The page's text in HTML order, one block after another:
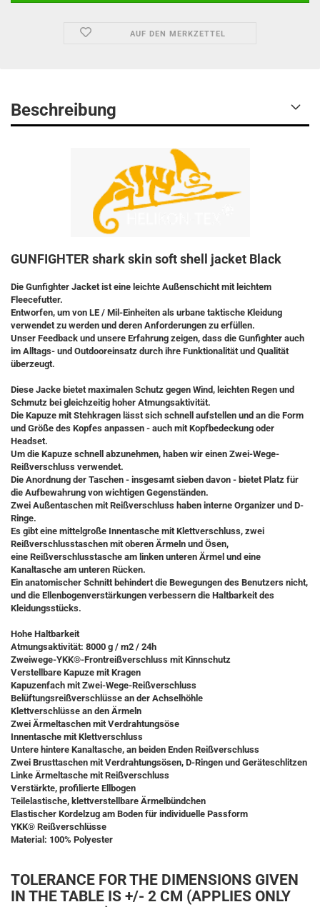
AUF DEN MERKZETTEL
Beschreibung
GUNFIGHTER shark skin soft shell jacket Black
Die Gunfighter Jacket ist eine leichte Außenschicht mit leichtem
Fleecefutter.
Entworfen, um von LE / Mil-Einheiten als urbane taktische Kleidung
verwendet zu werden und deren Anforderungen zu erfüllen.
Unser Feedback und unsere Erfahrung zeigen, dass die Gunfighter auch
im Alltags- und Outdooreinsatz durch ihre Funktionalität und Qualität
überzeugt.
Diese Jacke bietet maximalen Schutz gegen Wind, leichten Regen und
Schmutz bei gleichzeitig hoher Atmungsaktivität.
Die Kapuze mit Stehkragen lässt sich schnell aufstellen und an die Form
und Größe des Kopfes anpassen - auch mit Kopfbedeckung oder
Headset.
Um die Kapuze schnell abzunehmen, haben wir einen Zwei-Wege-
Reißverschluss verwendet.
Die Anordnung der Taschen - insgesamt sieben davon - bietet Platz für
die Aufbewahrung von wichtigen Gegenständen.
Zwei Außentaschen mit Reißverschluss haben interne Organizer und D-
Ringe.
Es gibt eine mittelgroße Innentasche mit Klettverschluss, zwei
Reißverschlusstaschen mit oberen Ärmeln und Ösen,
eine Reißverschlusstasche am linken unteren Ärmel und eine
Kanaltasche am unteren Rücken.
Ein anatomischer Schnitt behindert die Bewegungen des Benutzers nicht,
und die Ellenbogenverstärkungen verbessern die Haltbarkeit des
Kleidungsstücks.
Hohe Haltbarkeit
Atmungsaktivität: 8000 g / m2 / 24h
Zweiwege-YKK®-Frontreißverschluss mit Kinnschutz
Verstellbare Kapuze mit Kragen
Kapuzenfach mit Zwei-Wege-Reißverschluss
Belüftungsreißverschlüsse an der Achselhöhle
Klettverschlüsse an den Ärmeln
Zwei Ärmeltaschen mit Verdrahtungsöse
Innentasche mit Klettverschluss
Untere hintere Kanaltasche, an beiden Enden Reißverschluss
Zwei Brusttaschen mit Verdrahtungsösen, D-Ringen und Geräteschlitzen
Linke Ärmeltasche mit Reißverschluss
Verstärkte, profilierte Ellbogen
Teilelastische, klettverstellbare Ärmelbündchen
Elastischer Kordelzug am Boden für individuelle Passform
YKK® Reißverschlüsse
Material: 100% Polyester
TOLERANCE FOR THE DIMENSIONS GIVEN
IN THE TABLE IS +/- 2 CM (APPLIES ONLY